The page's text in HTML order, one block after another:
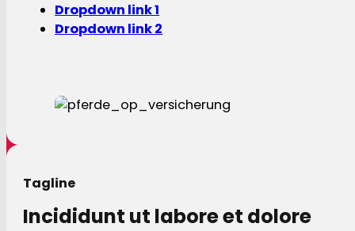
Dropdown link 1
Dropdown link 2
Tagline
Incididunt ut labore et dolore